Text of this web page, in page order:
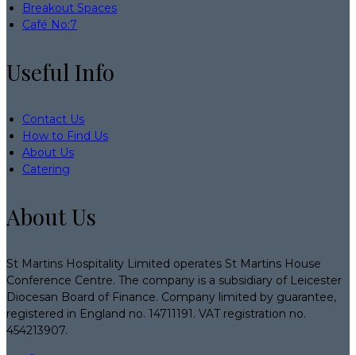
Breakout Spaces
Café No:7
Useful Info
Contact Us
How to Find Us
About Us
Catering
About Us
St Martins Hospitality Limited operates St Martins House
Conference Centre. The company is a subsidiary of Leicester
Diocesan Board of Finance. Company limited by guarantee,
registered in England no. 14711191. VAT registration no.
454213907.